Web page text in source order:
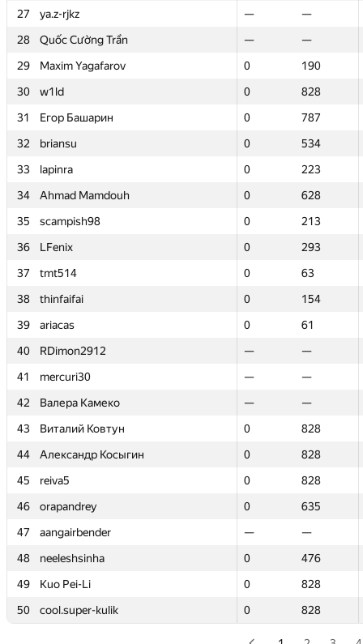
27
ya.z-rjkz —
—
28
Quốc Cường Trần —
—
29
Maxim Yagafarov 0
190
30
w1ld 0
828
31
Егор Башарин 0
787
32
briansu 0
534
33
lapinra 0
223
34
Ahmad Mamdouh 0
628
35
scampish98 0
213
36
LFenix 0
293
37
tmt514 0
63
38
thinfaifai 0
154
39
ariacas 0
61
40
RDimon2912 —
—
41
mercuri30 —
—
42
Валера Камеко —
—
43
Виталий Ковтун 0
828
44
Александр Косыгин 0
828
45
reiva5 0
828
46
orapandrey 0
635
47
aangairbender —
—
48
neeleshsinha 0
476
49
Kuo Pei-Li 0
828
50
cool.super-kulik 0 828
27
ya.z-rjkz —
—
28
Quốc Cường Trần —
—
29
Maxim Yagafarov 0
190
30
w1ld 0
828
31
Егор Башарин 0
787
32
briansu 0
534
33
lapinra 0
223
34
Ahmad Mamdouh 0
628
35
scampish98 0
213
36
LFenix 0
293
37
tmt514 0
63
38
thinfaifai 0
154
39
ariacas 0
61
40
RDimon2912 —
—
41
mercuri30 —
—
42
Валера Камеко —
—
43
Виталий Ковтун 0
828
44
Александр Косыгин 0
828
45
reiva5 0
828
46
orapandrey 0
635
47
aangairbender —
—
48
neeleshsinha 0
476
49
Kuo Pei-Li 0
828
50
cool.super-kulik 0 828